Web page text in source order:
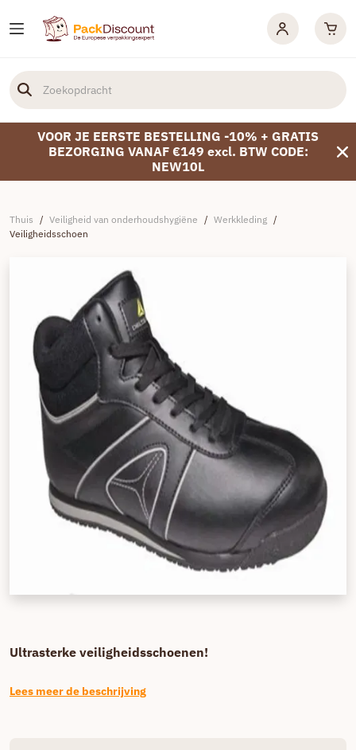
VOOR JE EERSTE BESTELLING -10% + GRATIS
BEZORGING VANAF €149 excl. BTW CODE:
NEW10L
Thuis / Veiligheid van onderhoudshygiëne / Werkkleding /
Veiligheidsschoen
Ultrasterke veiligheidsschoenen!
Lees meer de beschrijving